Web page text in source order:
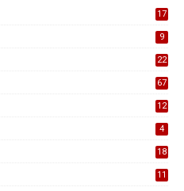
17
9
22
67
12
4
18
11